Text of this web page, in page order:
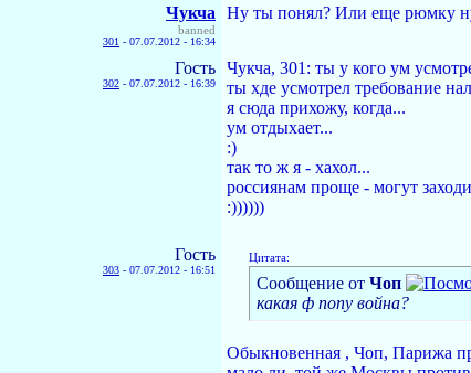
Чукча
banned
301 - 07.07.2012 - 16:34
Ну ты понял? Или еще рюмку
Гость
302 - 07.07.2012 - 16:39
Чукча, 301: ты у кого ум
ты хде усмотрел требование
я сюда прихожу, когда...
ум отдыхает...
:)
так то ж я - хахол...
россиянам проще - могут
:))))))
Гость
303 - 07.07.2012 - 16:51
Цитата:
Сообщение от Чoп
какая ф попу война?
Обыкновенная , Чоп, Парижа